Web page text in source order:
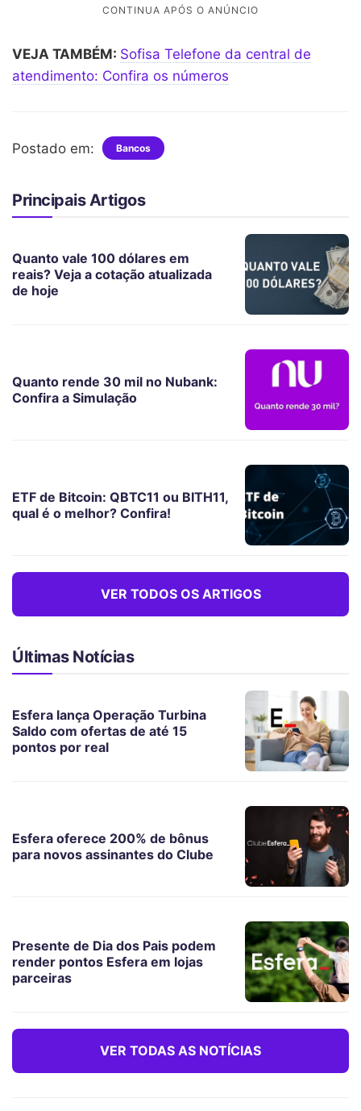
VEJA TAMBÉM: Sofisa Telefone da central de
atendimento: Confira os números
Postado em: Bancos
Principais Artigos
Quanto vale 100 dólares em
reais? Veja a cotação atualizada
de hoje
Quanto rende 30 mil no Nubank:
Confira a Simulação
ETF de Bitcoin: QBTC11 ou BITH11,
qual é o melhor? Confira!
VER TODOS OS ARTIGOS
Últimas Notícias
Esfera lança Operação Turbina
Saldo com ofertas de até 15
pontos por real
Esfera oferece 200% de bônus
para novos assinantes do Clube
Presente de Dia dos Pais podem
render pontos Esfera em lojas
parceiras
VER TODAS AS NOTÍCIAS